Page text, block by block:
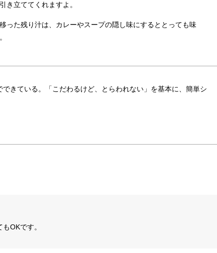
き立ててくれますよ。
った残り汁は、カレーやスープの隠し味にするととっても味
きている。「こだわるけど、とらわれない」を基本に、簡単シ
OKです。